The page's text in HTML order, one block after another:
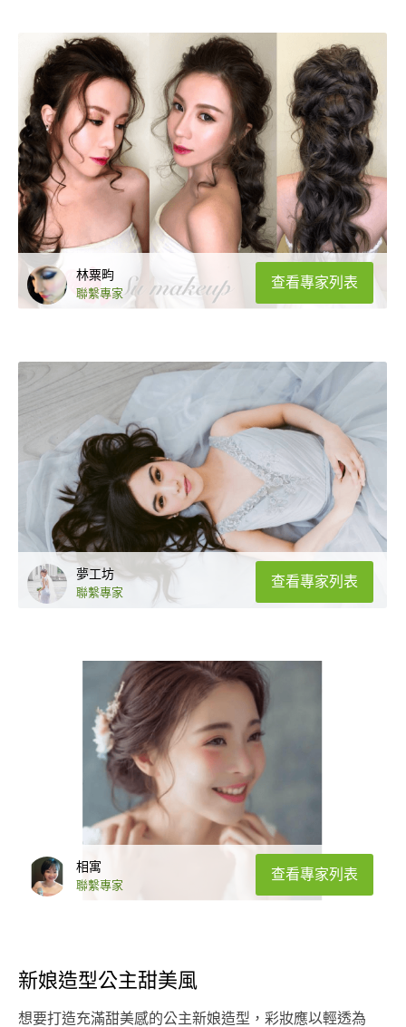
林粟畇
聯繫專家
查看專家列表
夢工坊
聯繫專家
查看專家列表
相寓
聯繫專家
查看專家列表
新娘造型公主甜美風
想要打造充滿甜美感的公主新娘造型，彩妝應以輕透為